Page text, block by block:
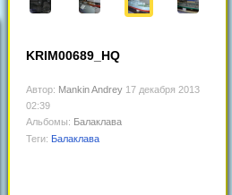
KRIM00689_HQ
Автор: Mankin Andrey 17 декабря 2013
02:39
Альбомы: Балаклава
Теги: Балаклава